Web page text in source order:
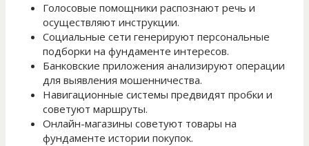
Голосовые помощники распознают речь и
осуществляют инструкции.
Социальные сети генерируют персональные
подборки на фундаменте интересов.
Банковские приложения анализируют операции
для выявления мошенничества.
Навигационные системы предвидят пробки и
советуют маршруты.
Онлайн-магазины советуют товары на
фундаменте истории покупок.